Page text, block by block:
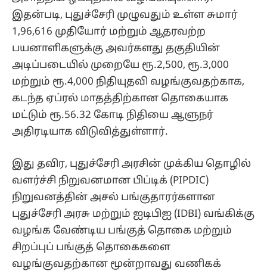
இதன்படி, புதுச்சேரி முழுவதும் உள்ள சுமார்
1,96,616 முதியோர் மற்றும் ஆதரவற்ற
பயனாளிகளுக்கு அவர்களது தகுதியின்
அடிப்படையில் முறையே ரூ.2,500, ரூ.3,000
மற்றும் ரூ.4,000 நிதியுதவி வழங்குவதற்காக,
கடந்த ஏப்ரல் மாதத்திற்கான தொகையாக
மட்டும் ரூ.56.32 கோடி நிதியை ஆளுநர்
அதிரடியாக விடுவித்துள்ளார்.
இது தவிர, புதுச்சேரி அரசின் முக்கிய தொழில்
வளர்ச்சி நிறுவனமான பிப்டிக் (PIPDIC)
நிறுவனத்தின் அசல் பங்குதாரர்களான
புதுச்சேரி அரசு மற்றும் ஐடிபிஐ (IDBI) வங்கிக்கு
வழங்க வேண்டிய பங்குத் தொகை மற்றும்
சிறப்புப் பங்குத் தொகைகளை
வழங்குவதற்கான மூன்றாவது வணிகக்